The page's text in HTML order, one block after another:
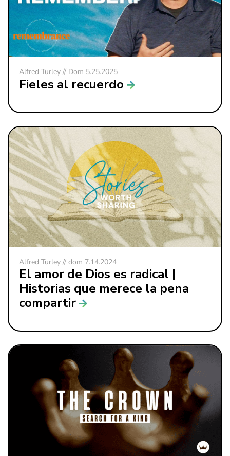
Alfred Turley // Dom 5.25.2025
Fieles al recuerdo
Alfred Turley // dom 7.14.2024
El amor de Dios es radical |
Historias que merece la pena
compartir